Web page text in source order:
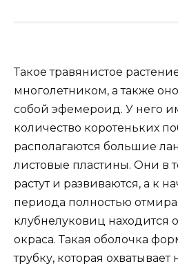
Такое травянистое
многолетником, а также
собой эфемероид. У него
количество коротеньких
располагаются большие
листовые пластины. Они в
растут и развиваются, а к
периода полностью
клубнелуковиц находится
окраса. Такая оболочка
трубку, которая